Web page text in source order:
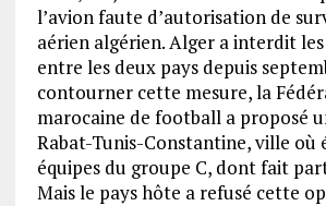
l’avion faute d’autorisation de
aérien algérien. Alger a interdit
entre les deux pays depuis
contourner cette mesure, la
marocaine de football a proposé
Rabat-Tunis-Constantine, ville où
équipes du groupe C, dont fait
Mais le pays hôte a refusé cette